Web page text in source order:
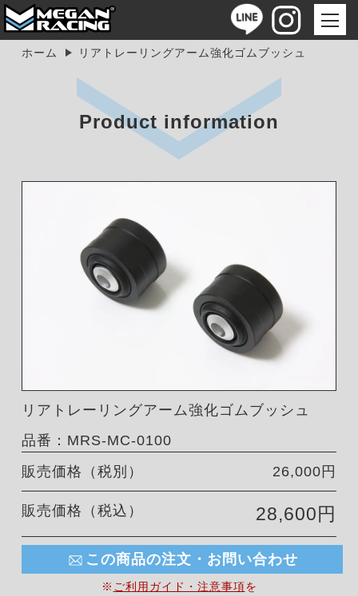
ホーム リアトレーリングアーム強化ゴムブッシュ
Product information
リアトレーリングアーム強化ゴムブッシュ
品番：MRS-MC-0100
販売価格（税別）
26,000円
販売価格（税込） 28,600円
この商品の注文・お問い合わせ
※ ご利用ガイド・注意事項を